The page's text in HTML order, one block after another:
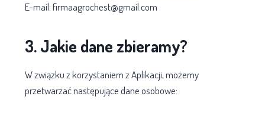
E-mail: firmaagrochest@gmail.com
3. Jakie dane zbieramy?
W związku z korzystaniem z Aplikacji, możemy
przetwarzać następujące dane osobowe: